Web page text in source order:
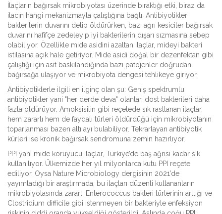
İlaçların bağırsak mikrobiyotası üzerinde bıraktığı etki, biraz da
ilacın hangi mekanizmayla çalıştığına bağlı. Antibiyotikler
bakterilerin duvarını delip öldürürken, bazı ağrı kesiciler bağırsak
duvarını hafifçe zedeleyip iyi bakterilerin dışarı sızmasına sebep
olabiliyor. Özellikle mide asidini azaltan ilaçlar, mideyi bakteri
istilasına açık hale getiriyor. Mide asidi doğal bir dezenfektan gibi
çalıştığı için asit baskılandığında bazı patojenler doğrudan
bağırsağa ulaşıyor ve mikrobiyota dengesi tehlikeye giriyor.
Antibiyotiklerle ilgili en ilginç olan şu: Geniş spektrumlu
antibiyotikler yani "her derde deva" olanlar, dost bakterileri daha
fazla öldürüyor. Amoksisilin gibi reçetede sık rastlanan ilaçlar,
hem zararlı hem de faydalı türleri öldürdüğü için mikrobiyotanın
toparlanması bazen altı ayı bulabiliyor. Tekrarlayan antibiyotik
kürleri ise kronik bağırsak sendromuna zemin hazırlıyor.
PPI yani mide koruyucu ilaçlar, Türkiye’de baş ağrısı kadar sık
kullanılıyor. Ülkemizde her yıl milyonlarca kutu PPI reçete
ediliyor. Oysa Nature Microbiology dergisinin 2021’de
yayımladığı bir araştırmada, bu ilaçları düzenli kullananların
mikrobiyotasında zararlı Enterococcus bakteri türlerinin arttığı ve
Clostridium difficile gibi istenmeyen bir bakteriyle enfeksiyon